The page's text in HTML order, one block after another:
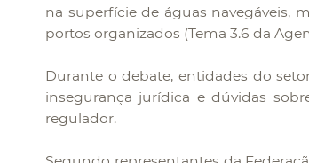
na superfície de águas navegáveis,
portos organizados (Tema 3.6 da
Durante o debate, entidades do
insegurança jurídica e dúvidas
regulador.